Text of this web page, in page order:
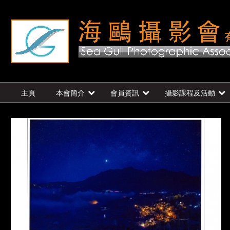
主頁 本會簡介 會員資訊 攝影課程及活動